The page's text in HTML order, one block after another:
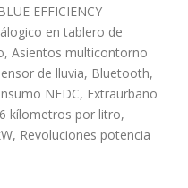
EFFICIENCY –
en tablero de
Asientos multicontorno
de lluvia, Bluetooth,
NEDC, Extraurbano
kílometros por litro,
Revoluciones potencia